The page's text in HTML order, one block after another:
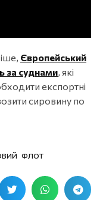
Європейський
за суднами, які
експортні
сировину по
ФЛОТ